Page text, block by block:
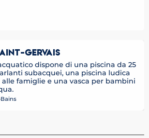
GERVAIS
dispone di una piscina da 25
subacquei, una piscina ludica
famiglie e una vasca per bambini